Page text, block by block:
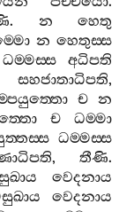
. න
හෙතු
න හෙතුස‍්ස
ධම‍්මස‍්ස
අධිපති
සහජාතාධිපති,
ච න
ච
ධම‍්මා
ධම‍්මස‍්ස
,තීණි.
වෙදනාය
වෙදනාය